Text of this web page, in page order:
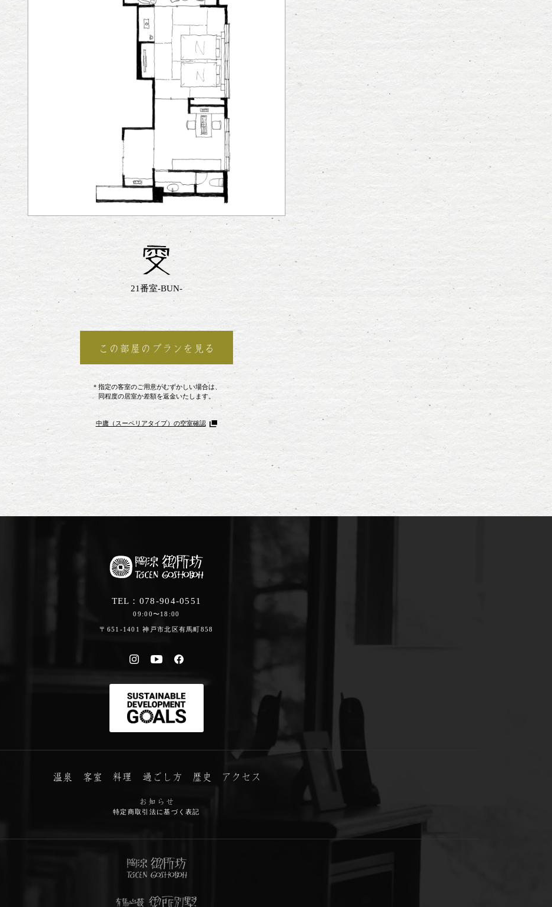
21番室-BUN-
＊指定の客室のご用意がむずかしい場合は、
同程度の居室か差額を返金いたします。
中庸（スーペリアタイプ）の空室確認
TEL： 078-904-0551
09:00〜18:00
〒651-1401 神戸市北区有馬町858
特定商取引法に基づく表記